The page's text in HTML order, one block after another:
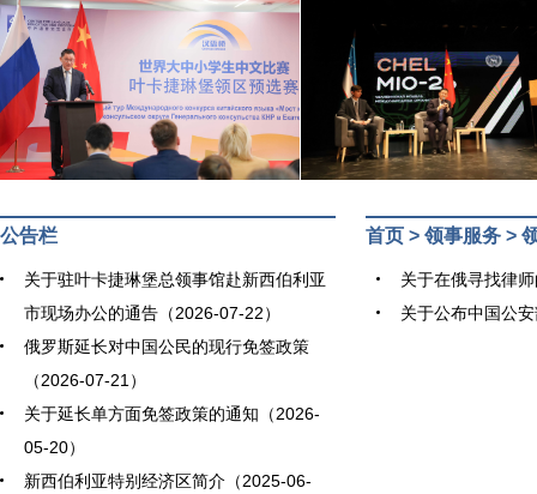
公告栏
关于驻叶卡捷琳堡总领事馆赴新西伯利亚
市现场办公的通告（2026-07-22）
俄罗斯延长对中国公民的现行免签政策
（2026-07-21）
关于延长单方面免签政策的通知（2026-
05-20）
新西伯利亚特别经济区简介（2025-06-
首页 > 领事服务 >
关于在俄寻找律
关于公布中国公